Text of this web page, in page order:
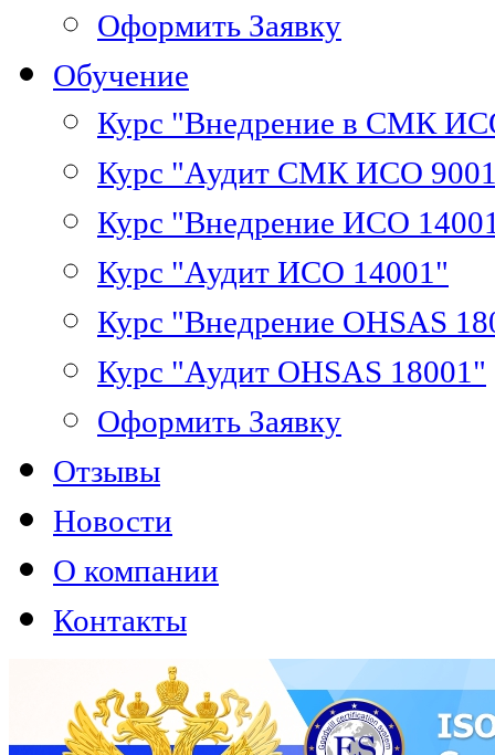
Оформить Заявку
Обучение
Курс "Внедрение в СМК
Курс "Аудит СМК ИСО
Курс "Внедрение ИСО
Курс "Аудит ИСО 14001"
Курс "Внедрение OHSAS
Курс "Аудит OHSAS 18001"
Оформить Заявку
Отзывы
Новости
О компании
Контакты